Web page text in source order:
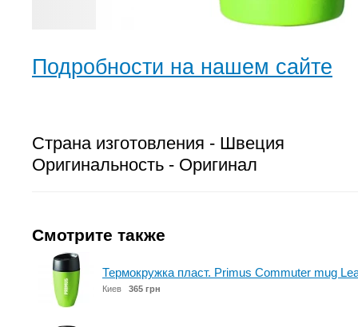
Подробности на нашем сайте
Страна изготовления - Швеция
Оригинальность - Оригинал
Смотрите также
Термокружка пласт. Primus Commuter mug
Киев 365 грн